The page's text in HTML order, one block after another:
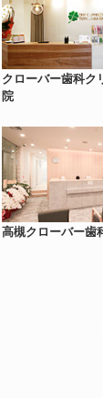
クローバー歯科ク
院
高槻クローバー歯